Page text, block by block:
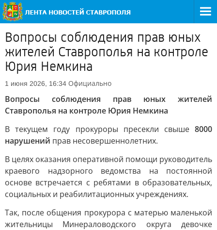
Вопросы соблюдения прав юных
жителей Ставрополья на контроле
Юрия Немкина
1 июня 2026, 16:34 Официально
Вопросы соблюдения прав юных жителей
Ставрополья на контроле Юрия Немкина
В текущем году прокуроры пресекли свыше 8000
нарушений прав несовершеннолетних.
В целях оказания оперативной помощи руководитель
краевого надзорного ведомства на постоянной
основе встречается с ребятами в образовательных,
социальных и реабилитационных учреждениях.
Так, после общения прокурора с матерью маленькой
жительницы Минераловодского округа девочке